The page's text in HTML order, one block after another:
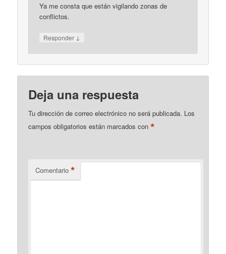
Ya me consta que están vigilando zonas de
conflictos.
Responder ↓
Deja una respuesta
Tu dirección de correo electrónico no será publicada. Los
campos obligatorios están marcados con*
Comentario *